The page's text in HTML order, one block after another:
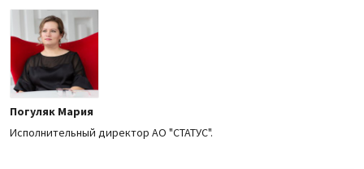
Погуляк Мария
Исполнительный директор АО "СТАТУС".